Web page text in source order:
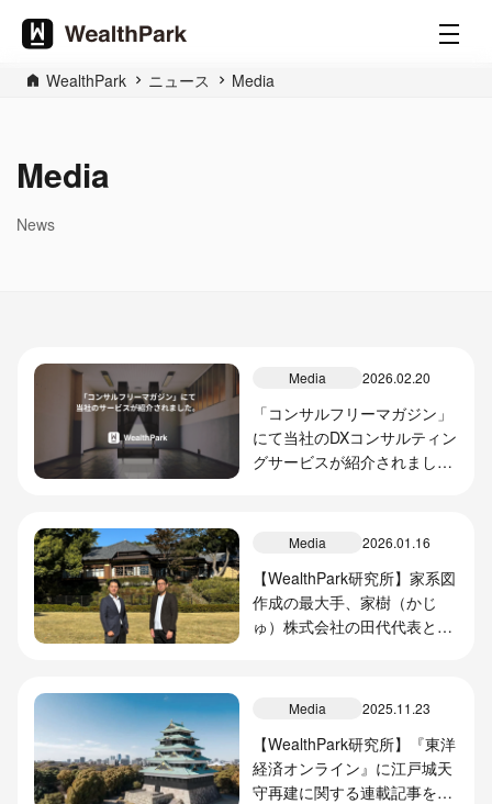
WealthPark ニュース Media
Media
News
Media 2026.02.20
「コンサルフリーマガジン」
にて当社のDXコンサルティン
グサービスが紹介されまし
Media 2026.01.16
【WealthPark研究所】家系図
作成の最大手、家樹（かじ
ゅ）株式会社の田代代表との
Media 2025.11.23
【WealthPark研究所】『東洋
経済オンライン』に江戸城天
守再建に関する連載記事を寄